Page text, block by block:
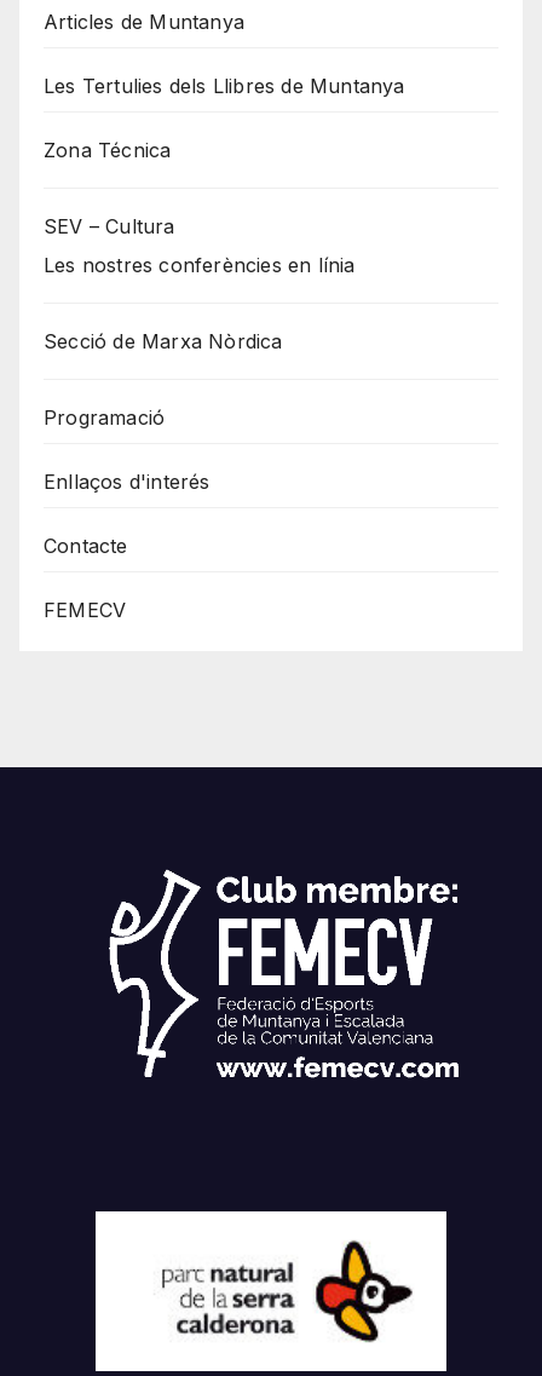
Articles de Muntanya
Les Tertulies dels Llibres de Muntanya
Zona Técnica
SEV – Cultura
Les nostres conferències en línia
Secció de Marxa Nòrdica
Programació
Enllaços d'interés
Contacte
FEMECV